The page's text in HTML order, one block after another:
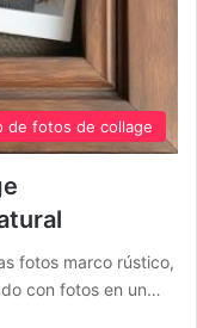
de fotos de collage
fotos marco rústico,
con fotos en un…